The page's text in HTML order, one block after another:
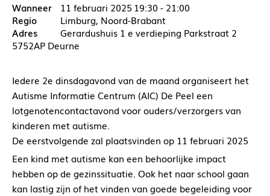
11 februari 2025 19:30 - 21:00
Limburg, Noord-Brabant
Gerardushuis 1 e verdieping Parkstraat 2
5752AP Deurne
Iedere 2e dinsdagavond van de maand organiseert het
Autisme Informatie Centrum (AIC) De Peel een
lotgenotencontactavond voor ouders/verzorgers van
kinderen met autisme.
De eerstvolgende zal plaatsvinden op 11 februari 2025
Een kind met autisme kan een behoorlijke impact
hebben op de gezinssituatie. Ook het naar school gaan
kan lastig zijn of het vinden van goede begeleiding voor